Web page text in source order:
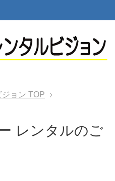
ョン TOP
レンタルのご